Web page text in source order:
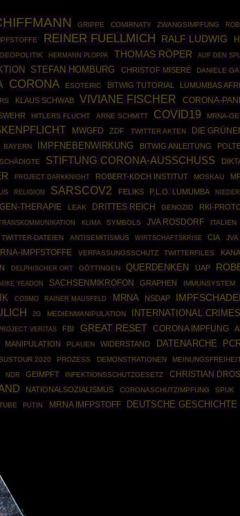
GRIPPE COMIRNATY ZWANGSIMPFUNG
REINER FUELLMICH RALF LUDWIG
GEOPOLITIK HERMANN PLOPPA THOMAS RÖPER AUF DEN
STEFAN HOMBURG CHRISTOF MISERÉ DANIELE
CORONA ESOTERIC BITWIG TUTORIAL LUMUMBAS
KLAUS SCHWAB VIVIANE FISCHER CORONA-
HITLERS FLUCHT ARNE SCHMITT COVID19 MRNA-
MWGFD ZDF TWITTER AKTEN DIE
BAYERN IMPFNEBENWIRKUNG BITWIG ANLEITUNG
STIFTUNG CORONA-AUSSCHUSS
PROJECT DARKKNIGHT ROBERT-KOCH INSTITUT MOSKAU
RELIGION SARSCOV2 FELIKS P.L.O. LUMUMBA
THERAPIE LEAK DRITTES REICH GENOZID RKI-
KLIMA SYMBOLS JVA ROSDORF ITALIEN
TWITTER-DATEIEN ANTISEMITISMUS WIRTSCHAFTSKRISE CIA JVA
IMPFSTOFFE VERFASSUNGSSCHUTZ TWITTERFILES
DELPHISCHER ORT GÖTTINGEN QUERDENKEN UAP
MIKE YEADON SACHSENMIKROFON GRAPHEN IMMUNSYSTEM
COSMO RAINER MAUSFELD MRNA NSDAP
2G MEDIENMANIPULATION
INTERNATIONAL
VERITAS FBI GREAT RESET CORONA IMPFUNG
MANIPULATION PLAUEN WIDERSTAND DATENARCHE
2020 PROZESS DEMONSTRATIONEN
NDR GEIMPFT INFEKTIONSSCHUTZGESETZ CHRISTIAN
NATIONALSOZIALISMUS CORONASCHUTZIMPFUNG SPUK
PUTIN MRNA IMFPSTOFF DEUTSCHE GESCHICHTE